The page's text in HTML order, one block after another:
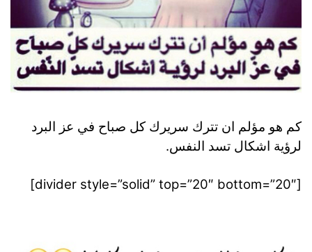
كم هو مؤلم ان تترك سريرك كل صباح في عز البرد
لرؤية اشكال تسد النفس.
[divider style=”solid” top=”20″ bottom=”20″]